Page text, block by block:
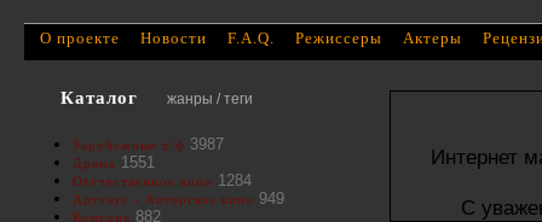
Интернет
С
Каталог жанры / теги
Зарубежные х/ф 3987
Драма 1551
Отечественное кино 1284
Артхаус - Авторское кино 949
Комедия 882
О проекте Новости F.A.Q. Режиссеры Актеры